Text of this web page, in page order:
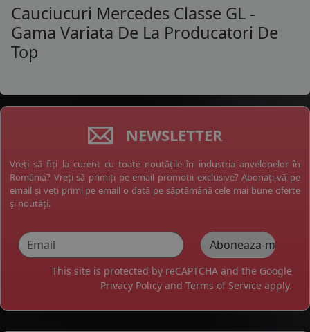
Cauciucuri Mercedes Classe GL -
Gama Variata De La Producatori De
Top
NEWSLETTER
Vreți să fiți la curent cu toate noutățile în industria anvelopelor în
România? Vreți să primiți pe email promoții exclusive? Abonați-vă pe
email și veți primi pe email o dată pe săptămână cele mai bune oferte
și noutăți.
This site is protected by reCAPTCHA and the Google
Privacy Policy and Terms of Service apply.